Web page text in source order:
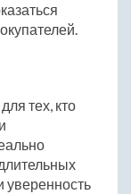
тех, кто
уверенность